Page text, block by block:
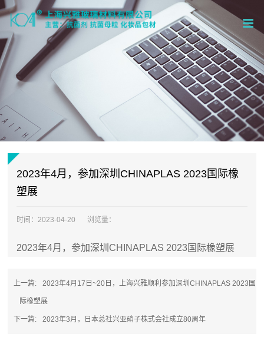
2023年4月，参加深圳CHINAPLAS 2023国际橡
塑展
时间： 2023-04-20 浏览量：
2023年4月，参加深圳CHINAPLAS 2023国际橡塑展
上一篇: 2023年4月17日~20日，上海兴雅顺利参加深圳CHINAPLAS 2023国
际橡塑展
下一篇: 2023年3月，日本总社兴亚硝子株式会社成立80周年